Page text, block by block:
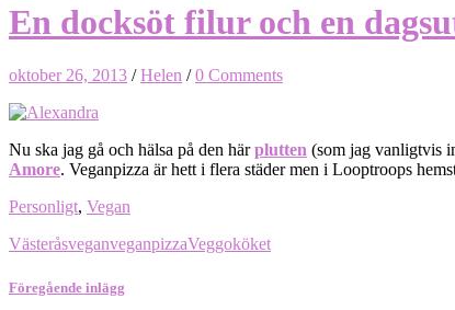
En docksöt filur och en
oktober 26, 2013 /Helen /0 Comments
Nu ska jag gå och hälsa på den härplutten (som jag vanligtvis
Amore. Veganpizza är hett i flera städer men i Looptroops
Personligt, Vegan
VästeråsveganveganpizzaVeggoköket
Föregående inlägg